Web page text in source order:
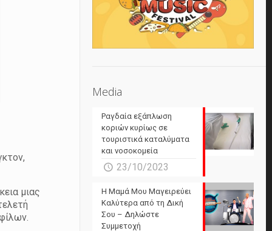
μιας
Media
Ραγδαία εξάπλωση
κοριών κυρίως σε
τουριστικά καταλύματα
και νοσοκομεία
23/10/2023
Η Μαμά Μου Μαγειρεύει
Καλύτερα από τη Δική
Σου – Δηλώστε
Συμμετοχή